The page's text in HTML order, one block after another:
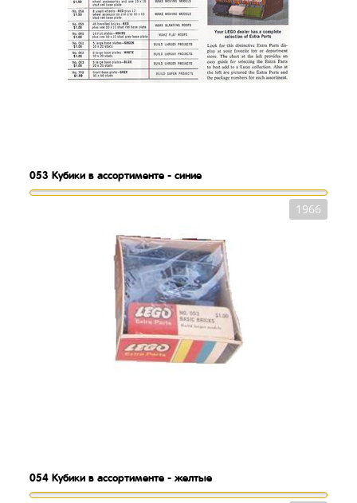
053 Кубики в ассортименте - синие
1966
054 Кубики в ассортименте - желтые